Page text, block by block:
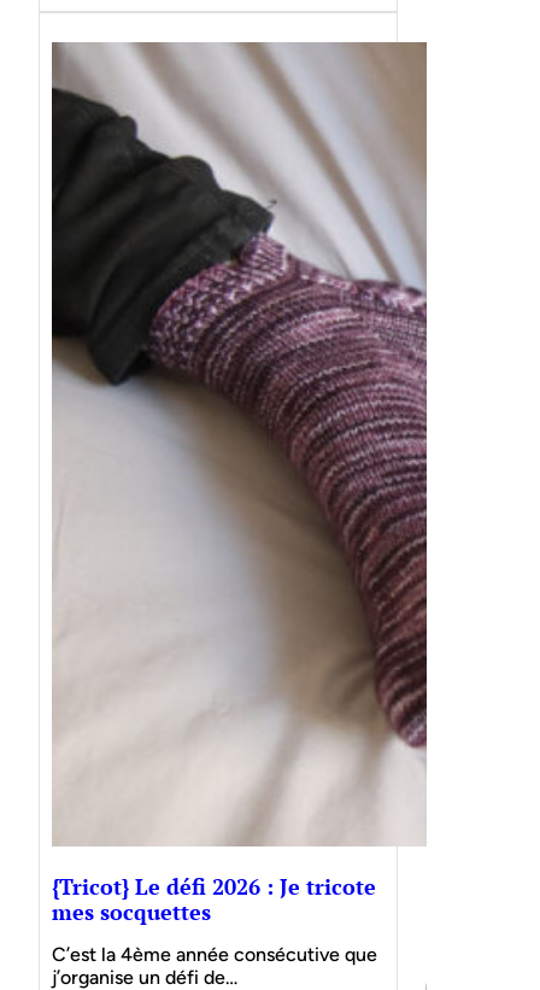
{Tricot} Le défi 2026 : Je tricote
mes socquettes
C’est la 4ème année consécutive que
j’organise un défi de…